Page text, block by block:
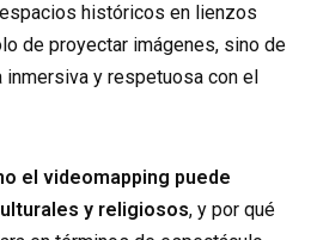
históricos en lienzos
de proyectar imágenes, sino de
y respetuosa con el
el videomapping puede
y religiosos, y por qué